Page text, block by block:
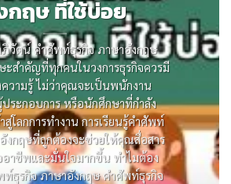
กฤษ ที่ใช้บ่อย
ภิวัตน์ คําศัพท์ธุรกิจ ภาษาอังกฤษ
ะสําคัญที่ทุกคนในวงการธุรกิจควรมี
ความรู้ ไม่ว่าคุณจะเป็นพนักงาน
ระกอบการ หรือนักศึกษาที่กําลัง
สู่โลกการทํางาน การเรียนรู้คําศัพท์
งกฤษที่ถูกต้องจะช่วยให้คุณสื่อสาร
อาชีพและมั่นใจมากขึ้น ทําไมต้อง
ท์ธุรกิจ ภาษาอังกฤษ คําศัพท์ธุรกิจ